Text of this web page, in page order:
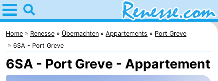
Home
Renesse
Tipps
Für
Home Renesse Übernachten Appartements
Port Greve
6SA - Port Greve
6SA - Port Greve - Appartement